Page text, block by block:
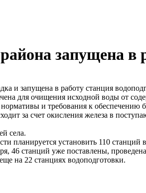
запущена в
и запущена в работу станция
для очищения исходной воды от
и требования к обеспечению
за счет окисления железа в
села.
планируется установить 110 станций
46 станций уже поставлены,
на 22 станциях водоподготовки.